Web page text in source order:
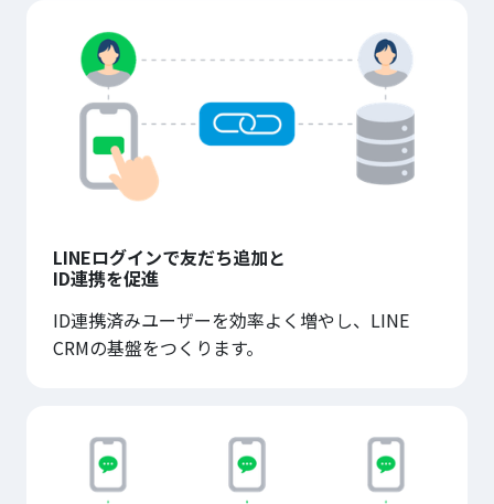
LINEログインで友だち追加と
ID連携を促進
ID連携済みユーザーを効率よく増やし、LINE
CRMの基盤をつくります。